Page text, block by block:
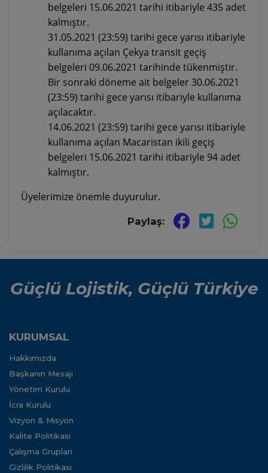
belgeleri 15.06.2021 tarihi itibariyle 435 adet
kalmıştır.
31.05.2021 (23:59) tarihi gece yarısı itibariyle
kullanıma açılan Çekya transit geçiş
belgeleri 09.06.2021 tarihinde tükenmiştir.
Bir sonraki döneme ait belgeler 30.06.2021
(23:59) tarihi gece yarısı itibariyle kullanıma
açılacaktır.
14.06.2021 (23:59) tarihi gece yarısı itibariyle
kullanıma açılan Macaristan ikili geçiş
belgeleri 15.06.2021 tarihi itibariyle 94 adet
kalmıştır.
Üyelerimize önemle duyurulur.
Paylaş:
Güçlü Lojistik, Güçlü Türkiye
KURUMSAL
Hakkımızda
Başkanın Mesajı
Yönetim Kurulu
İcra Kurulu
Vizyon & Misyon
Kalite Politikası
Çalışma Grupları
Gizlilik Politikası